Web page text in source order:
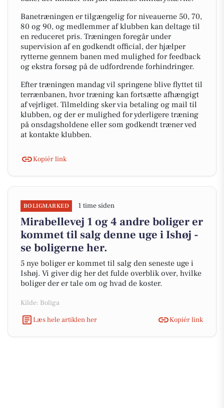
Banetræningen er tilgængelig for niveauerne 50, 70,
80 og 90, og medlemmer af klubben kan deltage til
en reduceret pris. Træningen foregår under
supervision af en godkendt official, der hjælper
rytterne gennem banen med mulighed for feedback
og ekstra forsøg på de udfordrende forhindringer.
Efter træningen mandag vil springene blive flyttet til
terrænbanen, hvor træning kan fortsætte afhængigt
af vejrliget. Tilmelding sker via betaling og mail til
klubben, og der er mulighed for yderligere træning
på onsdagsholdene eller som godkendt træner ved
at kontakte klubben.
Kopiér link
BOLIGMARKED 1 time siden
Mirabellevej 1 og 4 andre boliger er
kommet til salg denne uge i Ishøj -
se boligerne her.
5 nye boliger er kommet til salg den seneste uge i
Ishøj. Vi giver dig her det fulde overblik over, hvilke
boliger der er tale om og hvad de koster.
Kilde: Boliga
Læs hele artiklen her
Kopiér link